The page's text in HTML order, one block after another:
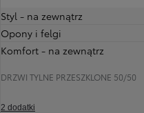
Styl - na zewnątrz
Opony i felgi
Komfort - na zewnątrz
DRZWI TYLNE PRZESZKLONE 50/50
2 dodatki